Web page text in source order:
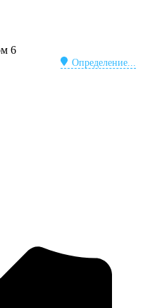
Определение...
6